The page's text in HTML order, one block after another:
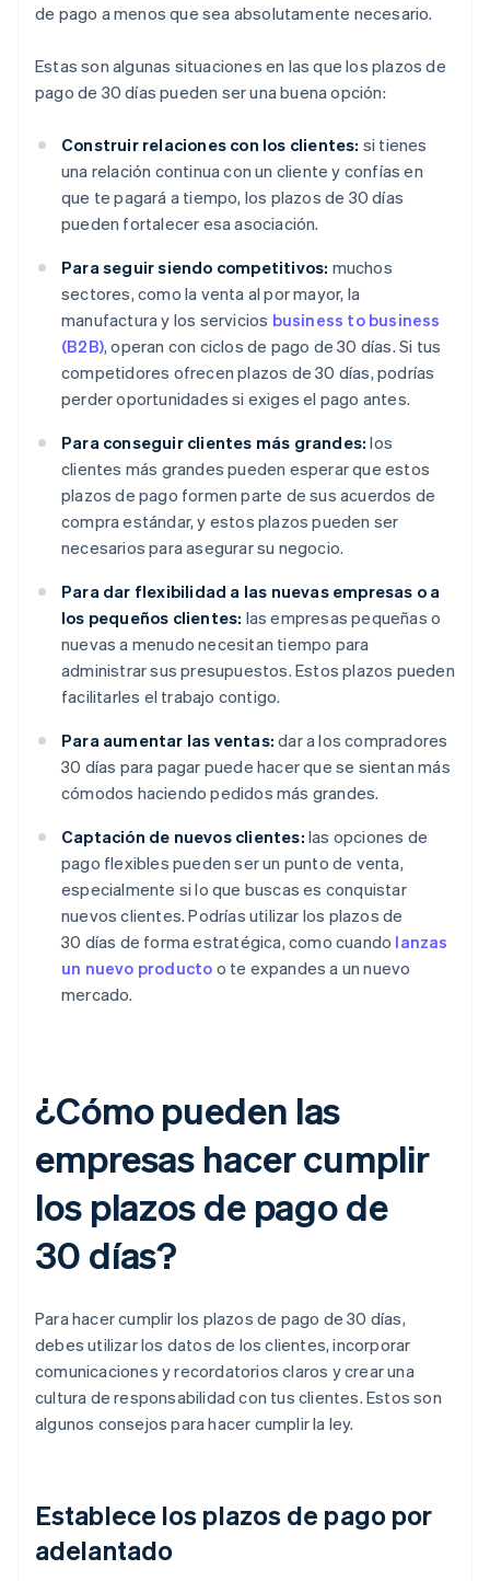
de pago a menos que sea absolutamente necesario.
Estas son algunas situaciones en las que los plazos de
pago de 30 días pueden ser una buena opción:
Construir relaciones con los clientes: si tienes
una relación continua con un cliente y confías en
que te pagará a tiempo, los plazos de 30 días
pueden fortalecer esa asociación.
Para seguir siendo competitivos: muchos
sectores, como la venta al por mayor, la
manufactura y los servicios business to business
(B2B), operan con ciclos de pago de 30 días. Si tus
competidores ofrecen plazos de 30 días, podrías
perder oportunidades si exiges el pago antes.
Para conseguir clientes más grandes: los
clientes más grandes pueden esperar que estos
plazos de pago formen parte de sus acuerdos de
compra estándar, y estos plazos pueden ser
necesarios para asegurar su negocio.
Para dar flexibilidad a las nuevas empresas o a
los pequeños clientes: las empresas pequeñas o
nuevas a menudo necesitan tiempo para
administrar sus presupuestos. Estos plazos pueden
facilitarles el trabajo contigo.
Para aumentar las ventas: dar a los compradores
30 días para pagar puede hacer que se sientan más
cómodos haciendo pedidos más grandes.
Captación de nuevos clientes: las opciones de
pago flexibles pueden ser un punto de venta,
especialmente si lo que buscas es conquistar
nuevos clientes. Podrías utilizar los plazos de
30 días de forma estratégica, como cuando lanzas
un nuevo producto o te expandes a un nuevo
mercado.
¿Cómo pueden las
empresas hacer cumplir
los plazos de pago de
30 días?
Para hacer cumplir los plazos de pago de 30 días,
debes utilizar los datos de los clientes, incorporar
comunicaciones y recordatorios claros y crear una
cultura de responsabilidad con tus clientes. Estos son
algunos consejos para hacer cumplir la ley.
Establece los plazos de pago por
adelantado